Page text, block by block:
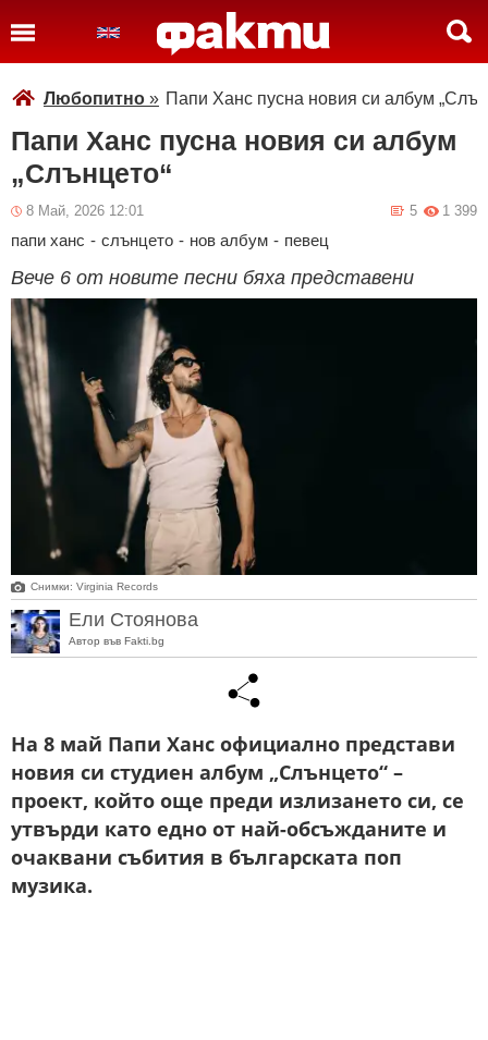
Любопитно » Папи Ханс пусна новия си албум
Папи Ханс пусна новия си албум
„Слънцето“
8 Май, 2026 12:01 1 399
5
папи ханс - слънцето - нов албум - певец
Вече 6 от новите песни бяха представени
Снимки: Virginia Records
Ели Стоянова
Автор във Fakti.bg
На 8 май Папи Ханс официално представи
новия си студиен албум „Слънцето“ –
проект, който още преди излизането си, се
утвърди като едно от най-обсъжданите и
очаквани събития в българската поп
музика.